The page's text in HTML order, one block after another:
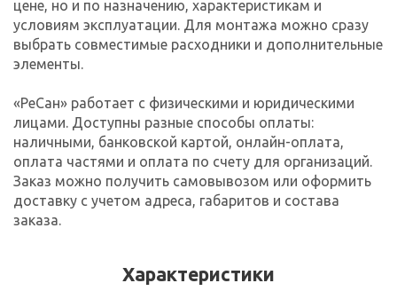
цене, но и по назначению, характеристикам и
условиям эксплуатации. Для монтажа можно сразу
выбрать совместимые расходники и дополнительные
элементы.
«РеСан» работает с физическими и юридическими
лицами. Доступны разные способы оплаты:
наличными, банковской картой, онлайн-оплата,
оплата частями и оплата по счету для организаций.
Заказ можно получить самовывозом или оформить
доставку с учетом адреса, габаритов и состава
заказа.
Характеристики